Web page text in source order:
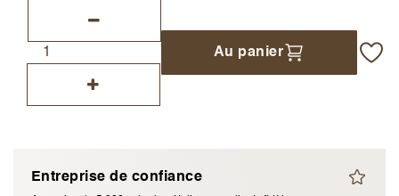
Au panier
Entreprise de confiance
J’accepte les termes et conditions